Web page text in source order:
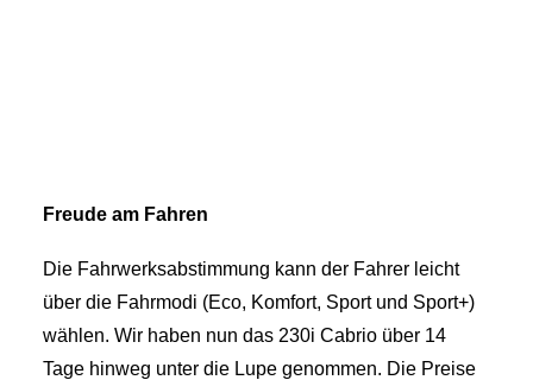
Freude am Fahren
Die Fahrwerksabstimmung kann der Fahrer leicht
über die Fahrmodi (Eco, Komfort, Sport und Sport+)
wählen. Wir haben nun das 230i Cabrio über 14
Tage hinweg unter die Lupe genommen. Die Preise